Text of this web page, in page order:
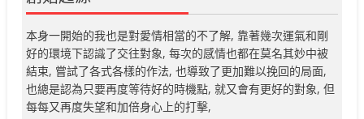
本身一開始的我也是對愛情相當的不了解, 靠著幾次運氣和剛
好的環境下認識了交往對象, 每次的感情也都在莫名其妙中被
結束, 嘗試了各式各樣的作法, 也導致了更加難以挽回的局面,
也總是認為只要再度等待好的時機點, 就又會有更好的對象, 但
每每又再度失望和加倍身心上的打擊,